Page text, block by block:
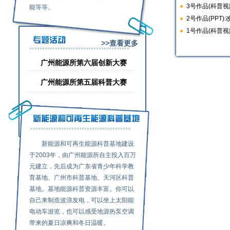
能等等。
>>查看更多
广州能源所第六届创新大赛
广州能源所第五届科普大赛
新能源和可再生能源科普基地建设
于2003年，由广州能源所自主投入百万
元建立，先后成为广东省青少年科学教
育基地、广州市科普基地、天河区科普
基地。基地能源科普资源丰富。你可以
自己来制造波浪发电，可以坐上太阳能
电动车游览，也可以感受地源热泵空调
带来的夏日凉爽和冬日温暖。
3号作品(科普
2号作品(PPT):
1号作品(科普